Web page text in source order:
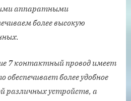
аппаратными
более высокую
7 контактный провод имеет
более удобное
различных устройств, а